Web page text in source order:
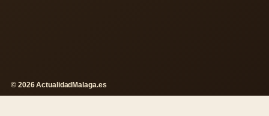
© 2026 ActualidadMalaga.es